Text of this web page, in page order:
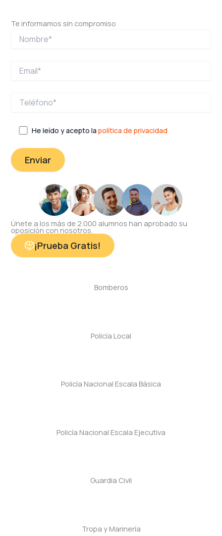
Te informamos sin compromiso
He leído y acepto lapolítica de privacidad
Únete a los más de 2.000 alumnos han aprobado su
oposición con nosotros.
¡Prueba Gratis!
Bomberos
Policía Local
Policía Nacional Escala Básica
Policía Nacional Escala Ejecutiva
Guardia Civil
Tropa y Marinería